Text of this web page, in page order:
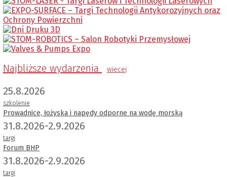
Najbliższe wydarzenia wiecej
25.8.2026
szkolenie
Prowadnice, łożyska i napędy odporne na wodę morską
31.8.2026-2.9.2026
targi
Forum BHP
31.8.2026-2.9.2026
targi